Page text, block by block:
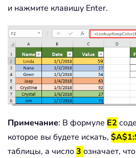
и нажмите клавишу Enter.
Примечание: В формуле E2
которое вы будете искать,
таблицы, а число3 означает,